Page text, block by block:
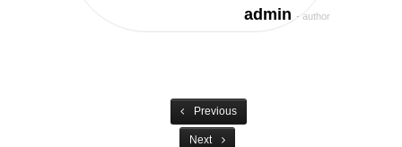
admin - author
Previous
Next